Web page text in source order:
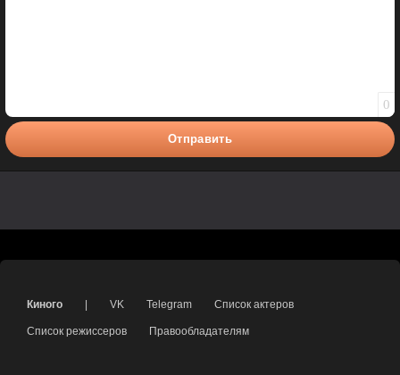
0
Отправить
Киного VK Telegram Список актеров
Список режиссеров Правообладателям